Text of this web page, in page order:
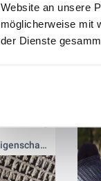
Website an unsere
möglicherweise mit
der Dienste
Bewehrung mit besten Verbundeigenschaften